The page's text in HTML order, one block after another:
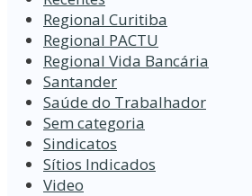
Regional Curitiba
Regional PACTU
Regional Vida Bancária
Santander
Saúde do Trabalhador
Sem categoria
Sindicatos
Sítios Indicados
Video